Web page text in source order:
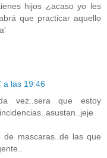
hijos ¿acaso yo les
que practicar aquello
a las 19:46
vez..sera que estoy
de mascaras..de las que